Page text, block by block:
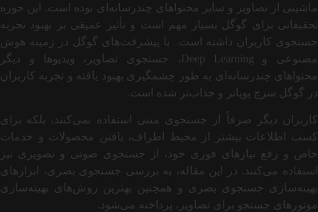
ماشینی از تصاویر و سایر محتواهای چندرسانه‌ای بوده است. این حوزه
تحقیقاتی برای گوگل بسیار مهم است و تأثیر عمیقی بر بهبود تجربه
جستجوی کاربران داشته است. با پیشرفت‌های گوگل در زمینه هوش
مصنوعی و Deep Learning، جستجوی تصاویر، ویدیوها و دیگر
محتواهای چندرسانه‌ای به طور چشمگیری بهبود یافته و تجربه کاربران
در گوگل سرچ پویاتر و جذاب‌تر شده است.
کاربران دیگر صرفاً از جستجوی متنی استفاده نمی‌کنند، بلکه برای
کسب اطلاعات بیشتر از محیط اطراف، یافتن محصولات و خدمات
خاص و رفع نیازهای فوری خود، از جستجوی صوتی و تصویری نیز
استفاده می‌کنند. در این مقاله، به بررسی جستجوی بصری، ابزارهای
بهینه‌سازی جستجوی بصری و همچنین بهترین روش‌های بهینه‌سازی
موتورهای جستجو برای تصاویر، پرداخته می‌شود.